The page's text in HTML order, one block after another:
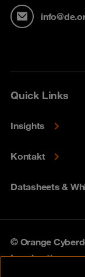
Quick Links
Insights
Kontakt
Datasheets &
© Orange
Legal notice